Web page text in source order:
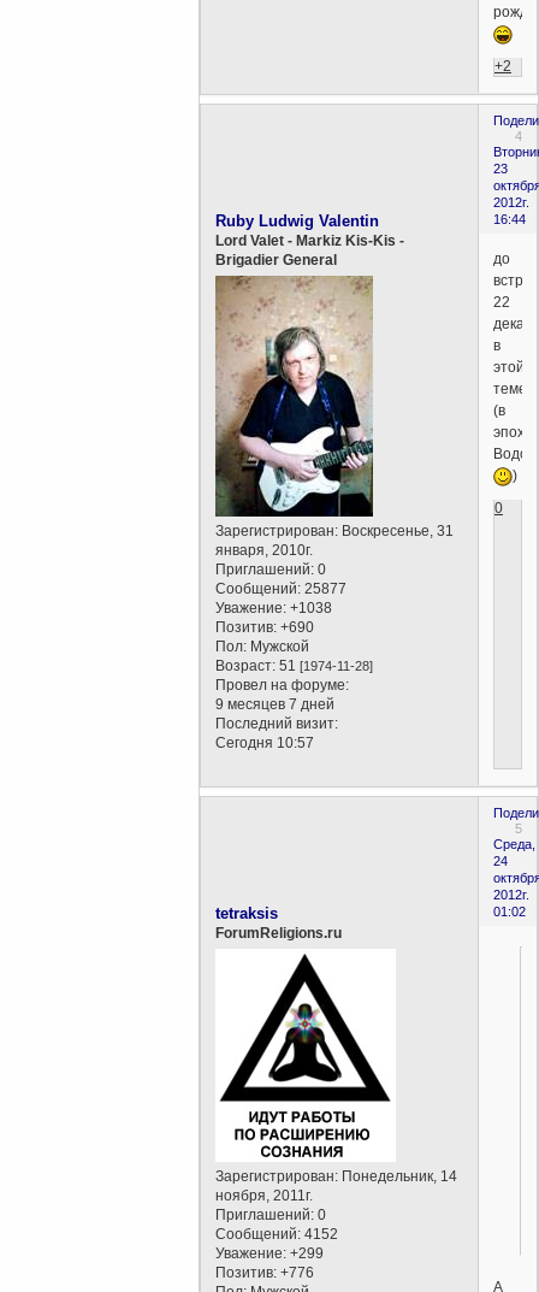
+2
4
23
2012г.
16:44
Ruby Ludwig Valentin
Lord Valet - Markiz Kis-Kis -
Brigadier General
Зарегистрирован: Воскресенье, 31
января, 2010г.
Приглашений: 0
Сообщений: 25877
Уважение: +1038
Позитив: +690
Пол: Мужской
Возраст: 51[1974-11-28]
Провел на форуме:
9 месяцев 7 дней
Последний визит:
Сегодня 10:57
до
22
в
этой
теме
(в
эпохе
)
0
5
Среда,
24
2012г.
01:02
tetraksis
ForumReligions.ru
Зарегистрирован: Понедельник, 14
ноября, 2011г.
Приглашений: 0
Сообщений: 4152
Уважение: +299
Позитив: +776
А